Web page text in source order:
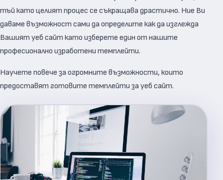
тъй като целият процес се съкращава драстично. Ние Ви
даваме възможност сами да определите как да изглежда
Вашият уеб сайт като изберете един от нашите
професионално изработени темплейти.
Научете повече за огромните възможности, които
предоставят готовите темплейти за уеб сайт.